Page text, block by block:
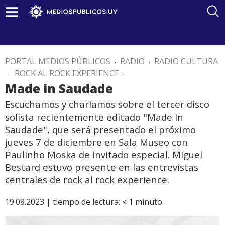
PORTAL MEDIOS PÚBLICOS . RADIO . RADIO CULTURA
. ROCK AL ROCK EXPERIENCE .
Made in Saudade
Escuchamos y charlamos sobre el tercer disco
solista recientemente editado "Made In
Saudade", que será presentado el próximo
jueves 7 de diciembre en Sala Museo con
Paulinho Moska de invitado especial. Miguel
Bestard estuvo presente en las entrevistas
centrales de rock al rock experience.
19.08.2023 | tiempo de lectura: < 1 minuto